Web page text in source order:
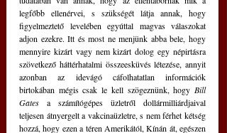
legfőbb ellenérvei, s szükségét látja annak, hogy
figyelmeztető levelében egyúttal magvas válaszokat
adjon ezekre. Itt és most ne menjünk abba bele, hogy
mennyire kizárt vagy nem kizárt dolog egy népirtásra
szövetkező háttérhatalmi összeesküvés létezése, annyit
azonban az idevágó cáfolhatatlan információk
birtokában mégis csak le kell szögeznünk, hogy Bill
Gates a számítógépes üzletről dollármilliárdjaival
teljesen átnyergelt a vakcinaüzletre, s nem férhet kétség
hozzá, hogy ezen a téren Amerikától, Kínán át, egészen